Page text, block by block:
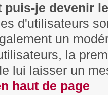
puis-je devenir
d'utilisateurs
un
la
lui laisser un
haut de page